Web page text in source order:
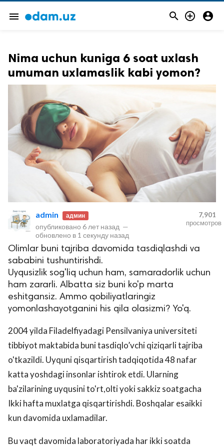
menu   
защищены.
Nima uchun kuniga 6 soat uxlash
umuman uxlamaslik kabi yomon?
admin админ
опубликовано 6 лет назад —
обновлено в 1 секунду назад
7,901
просмотров
Olimlar buni tajriba davomida tasdiqlashdi va
sababini tushuntirishdi.
Uyqusizlik sog'liq uchun ham, samaradorlik uchun
ham zararli. Albatta siz buni ko'p marta
eshitgansiz. Ammo qobiliyatlaringiz
yomonlashayotganini his qila olasizmi? Yo'q.
2004 yilda Filadelfiyadagi Pensilvaniya universiteti
tibbiyot maktabida buni tasdiqlo’vchi qiziqarli tajriba
o'tkazildi. Uyquni qisqartirish tadqiqotida 48 nafar
katta yoshdagi insonlar ishtirok etdi. Ularning
ba'zilarining uyqusini to'rt,olti yoki sakkiz soatgacha
Ikki hafta muxlatga qisqartirishdi. Boshqalar esaikki
kun davomida uxlamadilar.
Bu vaqt davomida laboratoriyada har ikki soatda